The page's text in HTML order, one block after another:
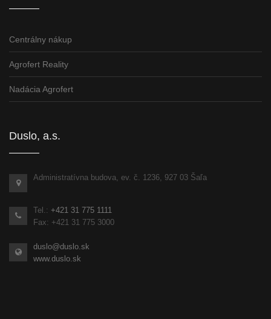
Centrálny nákup
Agrofert Reality
Nadácia Agrofert
Duslo, a.s.
Administratívna budova, ev. č. 1236, 927 03 Šaľa
Tel.: +421 31 775 1111
Fax: +421 31 775 3000
duslo@duslo.sk
www.duslo.sk